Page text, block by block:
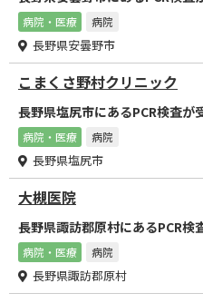
病院・医療 病院
長野県安曇野市
こまくさ野村クリニック
長野県塩尻市にあるPCR検査が
病院・医療 病院
長野県塩尻市
大槻医院
長野県諏訪郡原村にあるPCR検
病院・医療 病院
長野県諏訪郡原村